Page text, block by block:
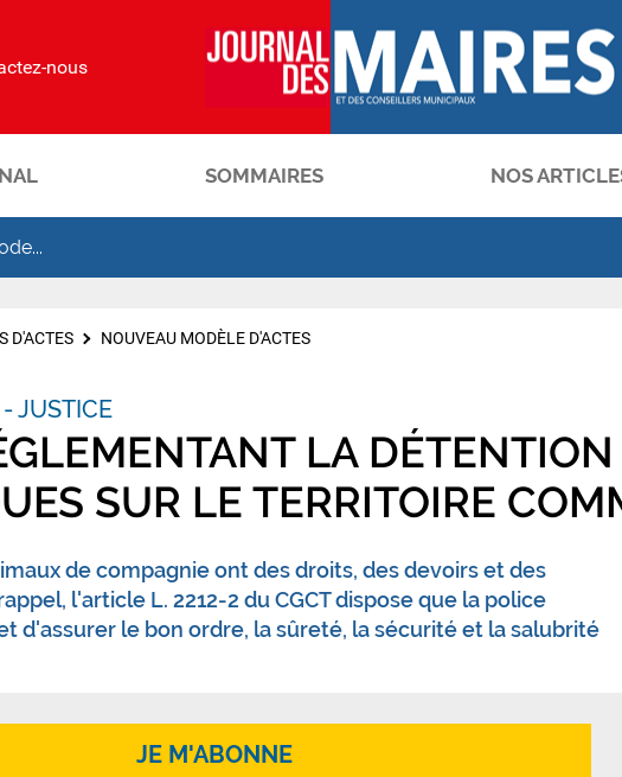
nous
SOMMAIRES NOS
D'ACTES NOUVEAU MODÈLE D'ACTES
JUSTICE
LA
SUR LE TERRITOIRE
de compagnie ont des droits, des devoirs et des
l'article L. 2212-2 du CGCT dispose que la police
d'assurer le bon ordre, la sûreté, la sécurité et la salubrité
JE M'ABONNE